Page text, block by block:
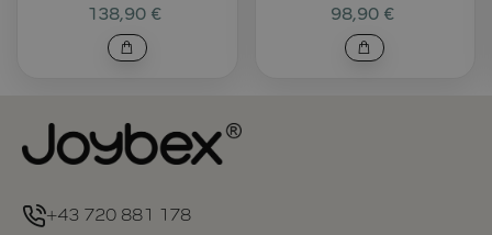
138,90 € 98,90 €
+43 720 881 178